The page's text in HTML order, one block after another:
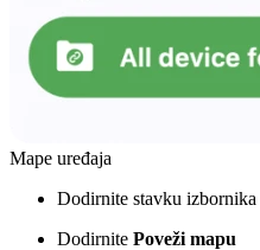
Mape uređaja
Dodirnite stavku izbornika
Dodirnite Poveži mapu